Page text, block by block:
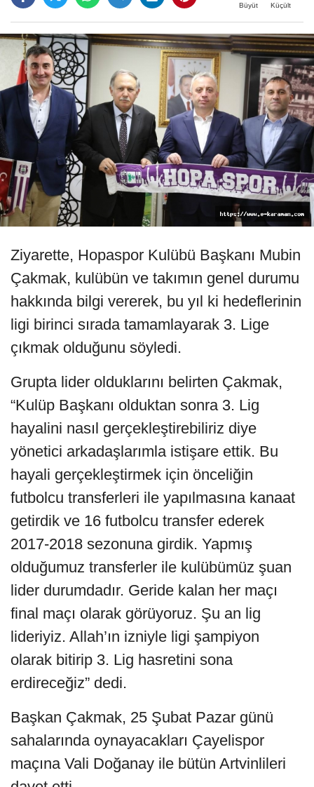
Büyüt Küçült
Ziyarette, Hopaspor Kulübü Başkanı Mubin
Çakmak, kulübün ve takımın genel durumu
hakkında bilgi vererek, bu yıl ki hedeflerinin
ligi birinci sırada tamamlayarak 3. Lige
çıkmak olduğunu söyledi.
Grupta lider olduklarını belirten Çakmak,
“Kulüp Başkanı olduktan sonra 3. Lig
hayalini nasıl gerçekleştirebiliriz diye
yönetici arkadaşlarımla istişare ettik. Bu
hayali gerçekleştirmek için önceliğin
futbolcu transferleri ile yapılmasına kanaat
getirdik ve 16 futbolcu transfer ederek
2017-2018 sezonuna girdik. Yapmış
olduğumuz transferler ile kulübümüz şuan
lider durumdadır. Geride kalan her maçı
final maçı olarak görüyoruz. Şu an lig
lideriyiz. Allah’ın izniyle ligi şampiyon
olarak bitirip 3. Lig hasretini sona
erdireceğiz” dedi.
Başkan Çakmak, 25 Şubat Pazar günü
sahalarında oynayacakları Çayelispor
maçına Vali Doğanay ile bütün Artvinlileri